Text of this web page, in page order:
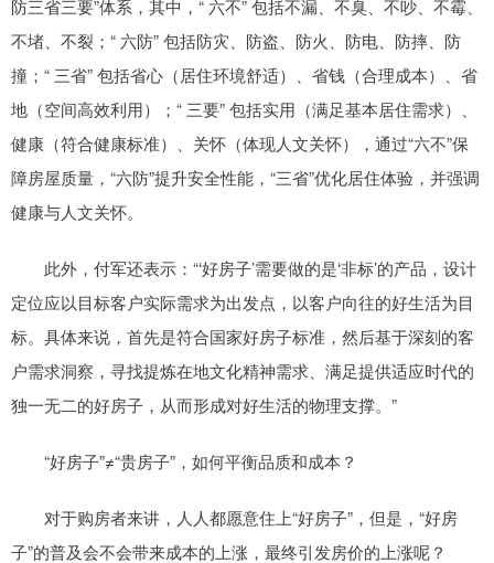
防三省三要”体系，其中，“ 六不” 包括不漏、不臭、不吵、不霉、
不堵、不裂；“ 六防” 包括防灾、防盗、防火、防电、防摔、防
撞；“ 三省” 包括省心（居住环境舒适）、省钱（合理成本）、省
地（空间高效利用）；“ 三要” 包括实用（满足基本居住需求）、
健康（符合健康标准）、关怀（体现人文关怀），通过“六不”保
障房屋质量，“六防”提升安全性能，“三省”优化居住体验，并强调
健康与人文关怀。
此外，付军还表示：“‘好房子’需要做的是‘非标’的产品，设计
定位应以目标客户实际需求为出发点，以客户向往的好生活为目
标。具体来说，首先是符合国家好房子标准，然后基于深刻的客
户需求洞察，寻找提炼在地文化精神需求、满足提供适应时代的
独一无二的好房子，从而形成对好生活的物理支撑。”
“好房子”≠“贵房子”，如何平衡品质和成本？
对于购房者来讲，人人都愿意住上“好房子”，但是，“好房
子”的普及会不会带来成本的上涨，最终引发房价的上涨呢？